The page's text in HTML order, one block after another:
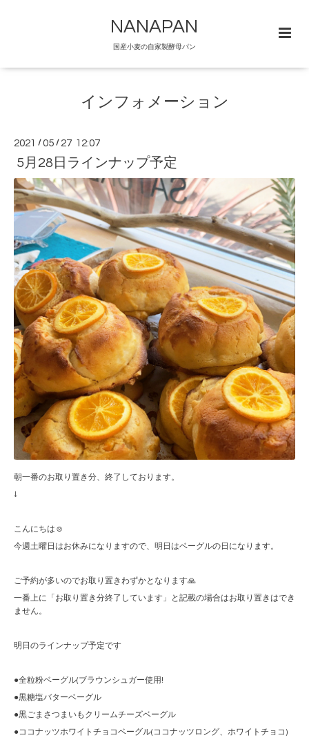
NANAPAN
国産小麦の自家製酵母パン
インフォメーション
2021 /05 / 27 12:07
5月28日ラインナップ予定
朝一番のお取り置き分、終了しております。
↓
こんにちは☺︎
今週土曜日はお休みになりますので、明日はベーグルの日になります。
ご予約が多いのでお取り置きわずかとなります🙏
一番上に「お取り置き分終了しています」と記載の場合はお取り置きはでき
ません。
明日のラインナップ予定です
●全粒粉ベーグル(ブラウンシュガー使用!
●黒糖塩バターベーグル
●黒ごまさつまいもクリームチーズベーグル
●ココナッツホワイトチョコベーグル(ココナッツロング、ホワイトチョコ)